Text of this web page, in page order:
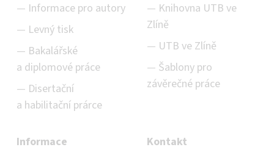
Informace pro autory
Levný tisk
Bakalářské
a diplomové práce
Disertační
a habilitační prárce
Knihovna UTB ve
Zlíně
UTB ve Zlíně
Šablony pro
závěrečné práce
Informace Kontakt